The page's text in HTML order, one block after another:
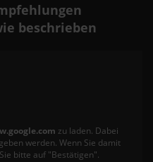
beschrieben
zu laden. Dabei
werden. Wenn Sie damit
bitte auf "Bestätigen".